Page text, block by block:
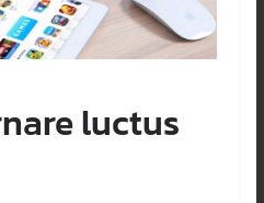
luctus